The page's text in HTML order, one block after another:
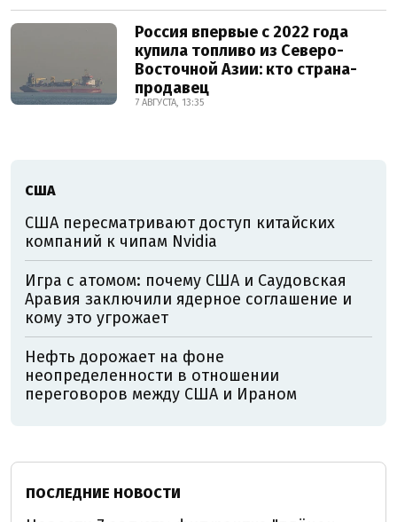
Россия впервые с 2022 года
купила топливо из Северо-
Восточной Азии: кто страна-
продавец
7 АВГУСТА, 13:35
США
США пересматривают доступ китайских
компаний к чипам Nvidia
Игра с атомом: почему США и Саудовская
Аравия заключили ядерное соглашение и
кому это угрожает
Нефть дорожает на фоне
неопределенности в отношении
переговоров между США и Ираном
ПОСЛЕДНИЕ НОВОСТИ